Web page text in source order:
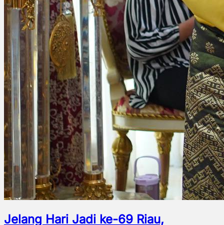
Jelang Hari Jadi ke-69 Riau,